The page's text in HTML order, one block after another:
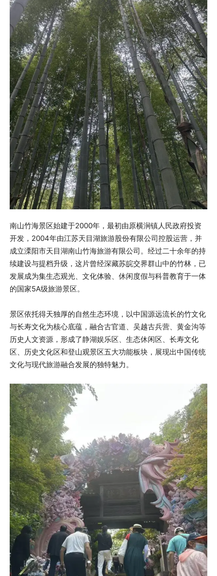
南山竹海景区始建于2000年，最初由原横涧镇人民政府投资
开发，2004年由江苏天目湖旅游股份有限公司控股运营，并
成立溧阳市天目湖南山竹海旅游有限公司。经过二十余年的持
续建设与提档升级，这片曾经深藏苏皖交界群山中的竹林，已
发展成为集生态观光、文化体验、休闲度假与科普教育于一体
的国家5A级旅游景区。
景区依托得天独厚的自然生态环境，以中国源远流长的竹文化
与长寿文化为核心底蕴，融合古官道、吴越古兵营、黄金沟等
历史人文资源，形成了静湖娱乐区、生态休闲区、长寿文化
区、历史文化区和登山观景区五大功能板块，展现出中国传统
文化与现代旅游融合发展的独特魅力。